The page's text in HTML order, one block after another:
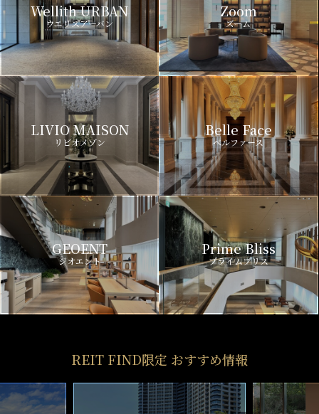
Wellith URBAN
ウエリスアーバン
Zoom
ズーム
LIVIO MAISON
リビオメゾン
Belle Face
ベルファース
GEOENT
ジオエント
Prime Bliss
プライムブリス
REIT FIND限定 おすすめ情報